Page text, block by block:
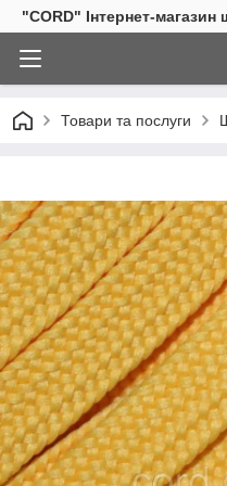
"CORD" Інтернет-магазин
Товари та послуги